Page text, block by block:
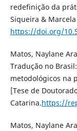
redefinição da
Siqueira & Marcela
https://doi.org/
Matos, Naylane
Tradução no
metodológicos na
[Tese de
Catarina.https://
Matos, Naylane